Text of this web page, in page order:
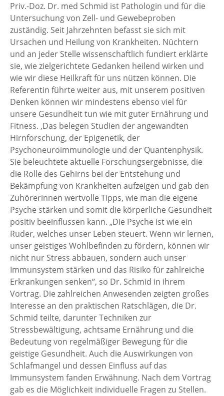
Priv.-Doz. Dr. med Schmid ist Pathologin und für die
Untersuchung von Zell- und Gewebeproben
zuständig. Seit Jahrzehnten befasst sie sich mit
Ursachen und Heilung von Krankheiten. Nüchtern
und an jeder Stelle wissenschaftlich fundiert erklärte
sie, wie zielgerichtete Gedanken heilend wirken und
wie wir diese Heilkraft für uns nützen können. Die
Referentin führte weiter aus, mit unserem positiven
Denken können wir mindestens ebenso viel für
unsere Gesundheit tun wie mit guter Ernährung und
Fitness. ‚Das belegen Studien der angewandten
Hirnforschung, der Epigenetik, der
Psychoneuroimmunologie und der Quantenphysik.
Sie beleuchtete aktuelle Forschungsergebnisse, die
die Rolle des Gehirns bei der Entstehung und
Bekämpfung von Krankheiten aufzeigen und gab den
Zuhörerinnen wertvolle Tipps, wie man die eigene
Psyche stärken und somit die körperliche Gesundheit
positiv beeinflussen kann. „Die Psyche ist wie ein
Ruder, welches unser Leben steuert. Wenn wir lernen,
unser geistiges Wohlbefinden zu fördern, können wir
nicht nur Stress abbauen, sondern auch unser
Immunsystem stärken und das Risiko für zahlreiche
Erkrankungen senken“, so Dr. Schmid in ihrem
Vortrag. Die zahlreichen Anwesenden zeigten großes
Interesse an den praktischen Ratschlägen, die Dr.
Schmid teilte, darunter Techniken zur
Stressbewältigung, achtsame Ernährung und die
Bedeutung von regelmäßiger Bewegung für die
geistige Gesundheit. Auch die Auswirkungen von
Schlafmangel und dessen Einfluss auf das
Immunsystem fanden Erwähnung. Nach dem Vortrag
gab es die Möglichkeit individuelle Fragen zu Stellen.